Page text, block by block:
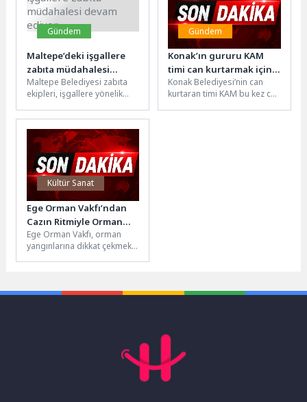
Gündem
Maltepe’deki işgallere
zabıta müdahalesi
devam ediyor
Maltepe Belediyesi zabıta
ekipleri, işgallere yönelik
hız kesmeden devam ediyor.
Yaptığı çalışmalarla ilçedeki...
Gündem
Konak’ın gururu KAM
timi can kurtarmak için
demir aldı
Konak Belediyesi’nin can
kurtaran timi KAM bu kez can
Kültür Sanat
Ege Orman Vakfı’ndan
Cazın Ritmiyle Orman
Yangınlarına Karşı
Farkındalık Çağrısı
Ege Orman Vakfı, orman
yangınlarına dikkat çekmek